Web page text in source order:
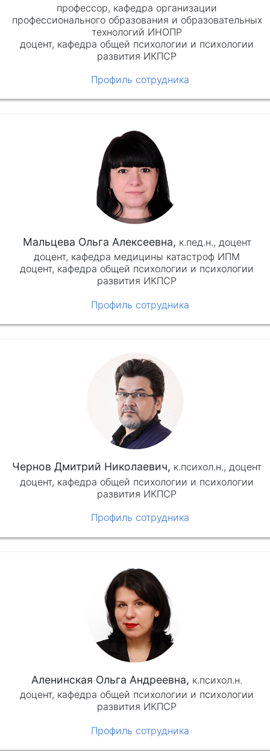
профессор, кафедра организации
профессионального образования и образовательных
технологий ИНОПР
доцент, кафедра общей психологии и психологии
развития ИКПСР
Профиль сотрудника
Мальцева Ольга Алексеевна, к.пед.н., доцент
доцент, кафедра медицины катастроф ИПМ
доцент, кафедра общей психологии и психологии
развития ИКПСР
Профиль сотрудника
Чернов Дмитрий Николаевич, к.психол.н.,доцент
доцент, кафедра общей психологии и психологии
развития ИКПСР
Профиль сотрудника
Аленинская Ольга Андреевна, к.психол.н.
доцент, кафедра общей психологии и психологии
развития ИКПСР
Профиль сотрудника